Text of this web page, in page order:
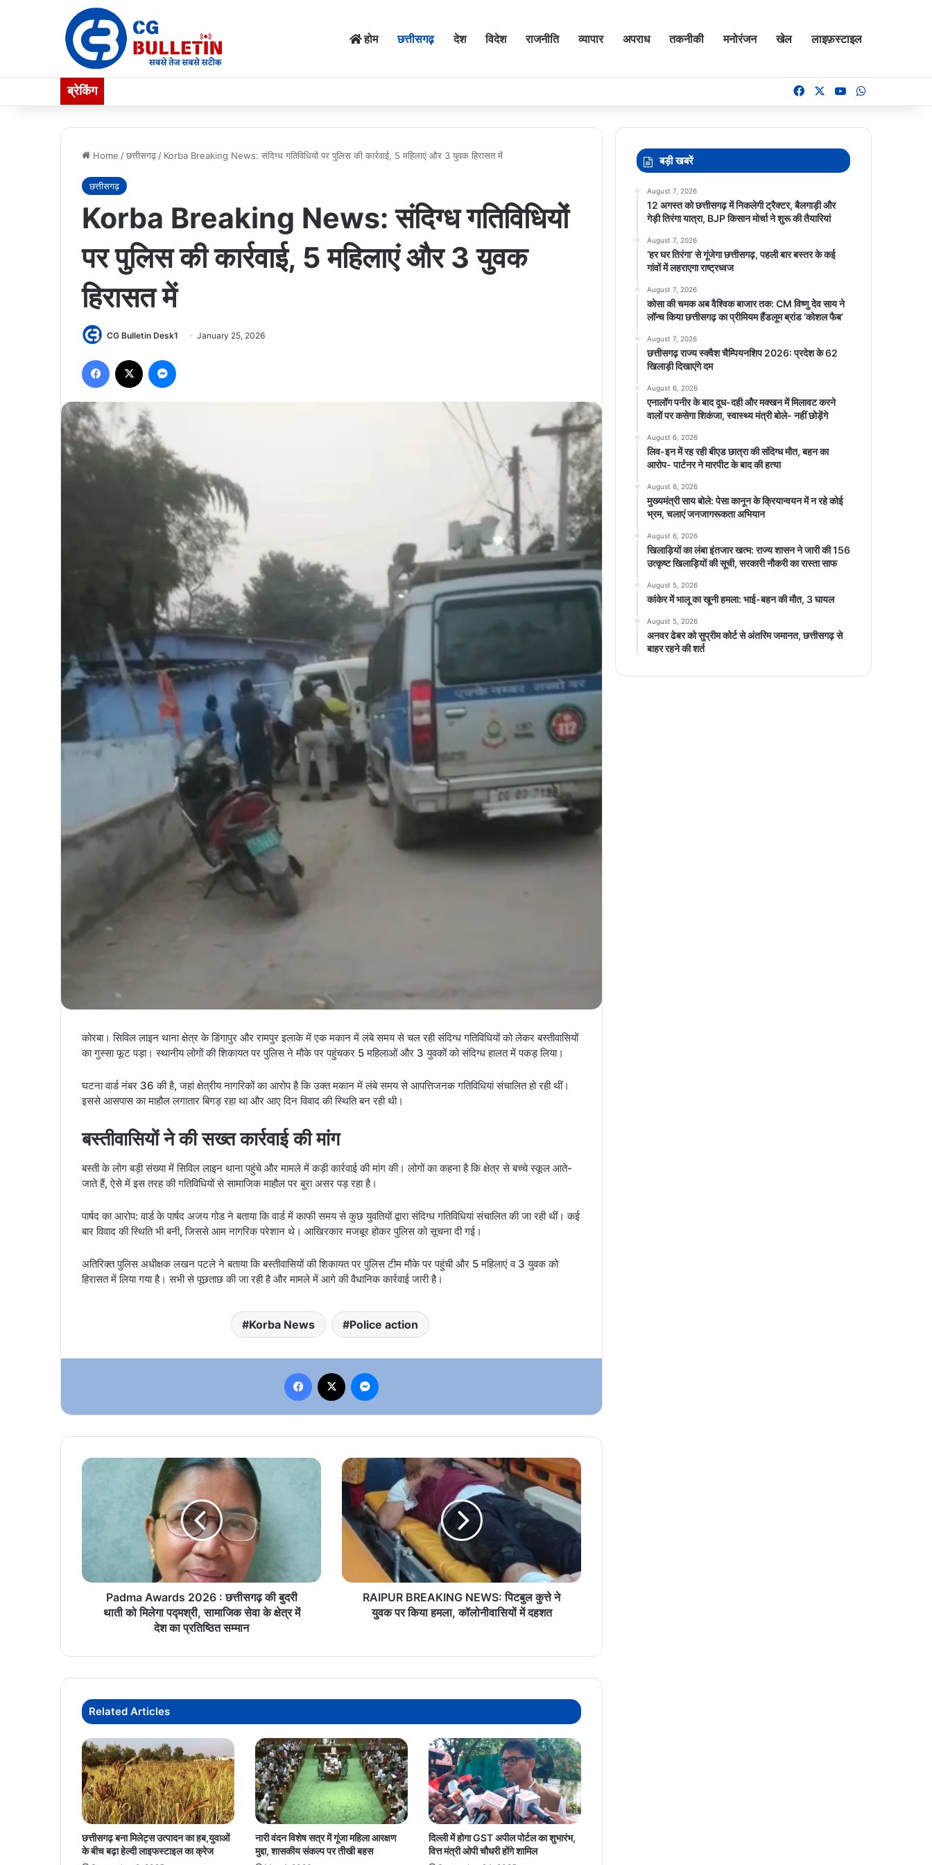
होम छत्तीसगढ़ देश विदेश राजनीति व्यापार अपराध तकनीकी मनोरंजन खेल लाइफ़स्टाइल
ब्रेकिंग FacebookYouTube
Home /छत्तीसगढ़ / Korba Breaking News: संदिग्ध गतिविधियों पर पुलिस की कार्रवाई, 5 महिलाएं और 3 युवक हिरासत में
छत्तीसगढ़
Korba Breaking News: संदिग्ध गतिविधियों
पर पुलिस की कार्रवाई, 5 महिलाएं और 3 युवक
हिरासत में
CG Bulletin Desk1 January 25, 2026
Facebook
कोरबा। सिविल लाइन थाना क्षेत्र के डिंगापुर और रामपुर इलाके में एक मकान में लंबे समय से चल रही संदिग्ध गतिविधियों को लेकर बस्तीवासियों
का गुस्सा फूट पड़ा। स्थानीय लोगों की शिकायत पर पुलिस ने मौके पर पहुंचकर 5 महिलाओं और 3 युवकों को संदिग्ध हालत में पकड़ लिया।
घटना वार्ड नंबर 36 की है, जहां क्षेत्रीय नागरिकों का आरोप है कि उक्त मकान में लंबे समय से आपत्तिजनक गतिविधियां संचालित हो रही थीं।
इससे आसपास का माहौल लगातार बिगड़ रहा था और आए दिन विवाद की स्थिति बन रही थी।
बस्तीवासियों ने की सख्त कार्रवाई की मांग
बस्ती के लोग बड़ी संख्या में सिविल लाइन थाना पहुंचे और मामले में कड़ी कार्रवाई की मांग की। लोगों का कहना है कि क्षेत्र से बच्चे स्कूल आते-
जाते हैं, ऐसे में इस तरह की गतिविधियों से सामाजिक माहौल पर बुरा असर पड़ रहा है।
पार्षद का आरोप: वार्ड के पार्षद अजय गोड ने बताया कि वार्ड में काफी समय से कुछ युवतियों द्वारा संदिग्ध गतिविधियां संचालित की जा रही थीं। कई
बार विवाद की स्थिति भी बनी, जिससे आम नागरिक परेशान थे। आखिरकार मजबूर होकर पुलिस को सूचना दी गई।
अतिरिक्त पुलिस अधीक्षक लखन पटले ने बताया कि बस्तीवासियों की शिकायत पर पुलिस टीम मौके पर पहुंची और 5 महिलाएं व 3 युवक को
हिरासत में लिया गया है। सभी से पूछताछ की जा रही है और मामले में आगे की वैधानिक कार्रवाई जारी है।
Korba News Police action
Facebook
Padma
को
पद्मश्री,
देश
का
प्रतिष्ठित
सम्मान
Padma Awards 2026 : छत्तीसगढ़ की बुदरी
थाती को मिलेगा पद्मश्री, सामाजिक सेवा के क्षेत्र में
देश का प्रतिष्ठित सम्मान
RAIPUR
BREAKING
NEWS:
पिटबुल
कुत्ते
किया
कॉलोनीवासियों
RAIPUR BREAKING NEWS: पिटबुल कुत्ते ने
युवक पर किया हमला, कॉलोनीवासियों में दहशत
Related Articles
छत्तीसगढ़ बना मिलेट्स उत्पादन का हब,युवाओं
के बीच बढ़ा हेल्दी लाइफस्टाइल का क्रेज
नारी वंदन विशेष सत्र में गूंजा महिला आरक्षण
मुद्दा, शासकीय संकल्प पर तीखी बहस
दिल्ली में होगा GST अपील पोर्टल का शुभारंभ,
वित्त मंत्री ओपी चौधरी होंगे शामिल
बड़ी खबरें
August 7, 2026
12 अगस्त को छत्तीसगढ़ में निकलेगी ट्रैक्टर, बैलगाड़ी और
गेड़ी तिरंगा यात्रा, BJP किसान मोर्चा ने शुरू की तैयारियां
August 7, 2026
‘हर घर तिरंगा’ से गूंजेगा छत्तीसगढ़, पहली बार बस्तर के कई
गांवों में लहराएगा राष्ट्रध्वज
August 7, 2026
कोसा की चमक अब वैश्विक बाजार तक: CM विष्णु देव साय ने
लॉन्च किया छत्तीसगढ़ का प्रीमियम हैंडलूम ब्रांड ‘कोशल फैब’
August 7, 2026
छत्तीसगढ़ राज्य स्क्वैश चैम्पियनशिप 2026: प्रदेश के 62
खिलाड़ी दिखाएंगे दम
August 6, 2026
एनालॉग पनीर के बाद दूध-दही और मक्खन में मिलावट करने
वालों पर कसेगा शिकंजा, स्वास्थ्य मंत्री बोले- नहीं छोड़ेंगे
August 6, 2026
लिव-इन में रह रही बीएड छात्रा की संदिग्ध मौत, बहन का
आरोप- पार्टनर ने मारपीट के बाद की हत्या
August 6, 2026
मुख्यमंत्री साय बोले: पेसा कानून के क्रियान्वयन में न रहे कोई
भ्रम, चलाएं जनजागरूकता अभियान
August 6, 2026
खिलाड़ियों का लंबा इंतजार खत्म: राज्य शासन ने जारी की 156
उत्कृष्ट खिलाड़ियों की सूची, सरकारी नौकरी का रास्ता साफ
August 5, 2026
कांकेर में भालू का खूनी हमला: भाई-बहन की मौत, 3 घायल
August 5, 2026
अनवर ढेबर को सुप्रीम कोर्ट से अंतरिम जमानत, छत्तीसगढ़ से
बाहर रहने की शर्त